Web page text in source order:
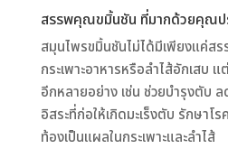
สรรพคุณขมิ้นชัน ที่มากด้วยคุณป
สมุนไพรขมิ้นชันไม่ได้มีเพียงแค่ส
กระเพาะอาหารหรือลำไส้อักเส
อีกหลายอย่าง เช่น ช่วยบำรุงตับ
อิสระที่ก่อให้เกิดมะเร็งตับ รักษาโ
ท้องเป็นแผลในกระเพาะและลำไส้